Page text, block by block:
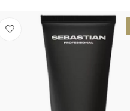
Haarverzorging